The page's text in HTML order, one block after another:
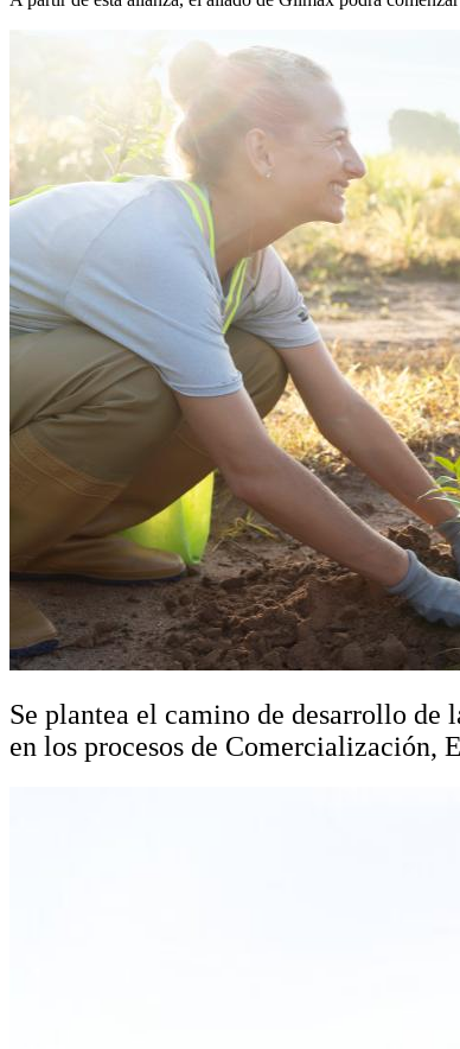
Se plantea el camino de desarrollo
en los procesos de Comercialización,